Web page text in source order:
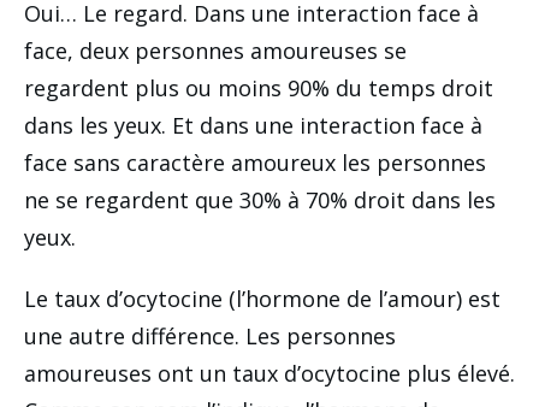
Oui… Le regard. Dans une interaction face à
face, deux personnes amoureuses se
regardent plus ou moins 90% du temps droit
dans les yeux. Et dans une interaction face à
face sans caractère amoureux les personnes
ne se regardent que 30% à 70% droit dans les
yeux.
Le taux d’ocytocine (l’hormone de l’amour) est
une autre différence. Les personnes
amoureuses ont un taux d’ocytocine plus élevé.